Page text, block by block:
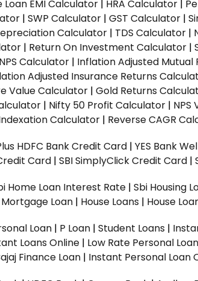
Loan EMI Calculator | HRA Calculator |
| SWP Calculator | GST Calculator |
Calculator | TDS Calculator |
| Return On Investment Calculator |
NPS Calculator | Inflation Adjusted Mutual
Adjusted Insurance Returns
Value Calculator | Gold Returns
| Nifty 50 Profit Calculator | NPS
Calculator | Reverse CAGR
HDFC Bank Credit Card | YES Bank
Card | SBI SimplyClick Credit Card |
Home Loan Interest Rate | Sbi Housing
Mortgage Loan | House Loans | House
Loan | P Loan | Student Loans |
Loans Online | Low Rate Personal
Finance Loan | Instant Personal Loan